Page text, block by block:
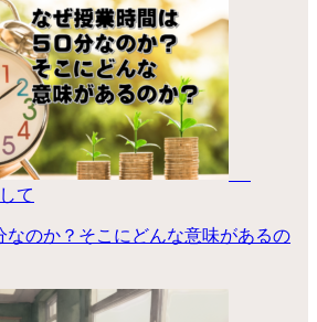
て
なのか？そこにどんな意味があるの